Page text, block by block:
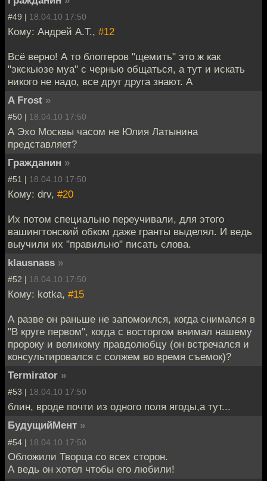
#49 | 18.04.10 17:50
Кому: Андрей А.Т., #12
Всё верно! А то блоггеров "щемить" это ж как
"экскьюзе муа" с чернью общаться, а тут и искать
никого не надо, все друг друга знают. А
A Frost »
#50 | 18.04.10 17:50
А Эхо Москвы часом не Юлия Латынина
представляет?
Гражданин »
#51 | 18.04.10 17:50
Кому: drv, #20
Их потом специально переучивали, для этого
вашингтонский обком даже гранты выделял. И ведь
выучили их "правильно" писать слова.
klausnass »
#52 | 18.04.10 17:50
Кому: kotka, #15
А разве он раньше не запомоился, когда снимался в
"В круге первом", когда с восторгом внимал нашему
пророку и великому правдолюбцу (он встречался и
консультировался с солжем во время съемок)?
Termirator »
#53 | 18.04.10 17:50
блин, вроде почти из одного поля ягоды,а тут...
БудущийМент »
#54 | 18.04.10 17:50
Обложили Творца со всех сторон.
А ведь он хотел чтобы его любили!